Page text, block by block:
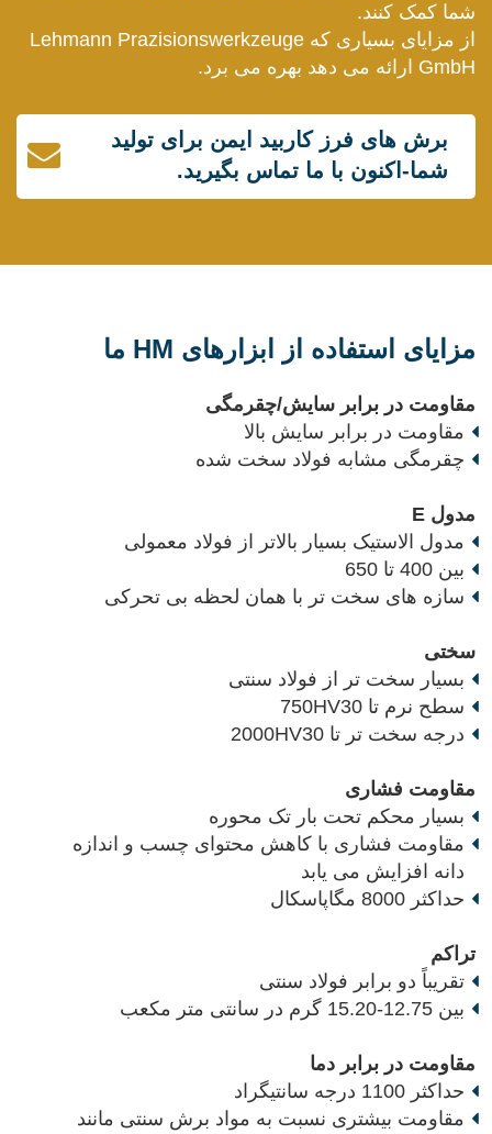
شما کمک کنند.
از مزایای بسیاری که Lehmann Prazisionswerkzeuge
GmbH ارائه می دهد بهره می برد.
برش های فرز کاربید ایمن برای تولید
شما-اکنون با ما تماس بگیرید.
مزایای استفاده از ابزارهای HM ما
مقاومت در برابر سایش/چقرمگی
مقاومت در برابر سایش بالا
چقرمگی مشابه فولاد سخت شده
مدول E
مدول الاستیک بسیار بالاتر از فولاد معمولی
بین 400 تا 650
سازه های سخت تر با همان لحظه بی تحرکی
سختی
بسیار سخت تر از فولاد سنتی
سطح نرم تا 750HV30
درجه سخت تر تا 2000HV30
مقاومت فشاری
بسیار محکم تحت بار تک محوره
مقاومت فشاری با کاهش محتوای چسب و اندازه
دانه افزایش می یابد
حداکثر 8000 مگاپاسکال
تراکم
تقریباً دو برابر فولاد سنتی
بین 12.75-15.20 گرم در سانتی متر مکعب
مقاومت در برابر دما
حداکثر 1100 درجه سانتیگراد
مقاومت بیشتری نسبت به مواد برش سنتی مانند